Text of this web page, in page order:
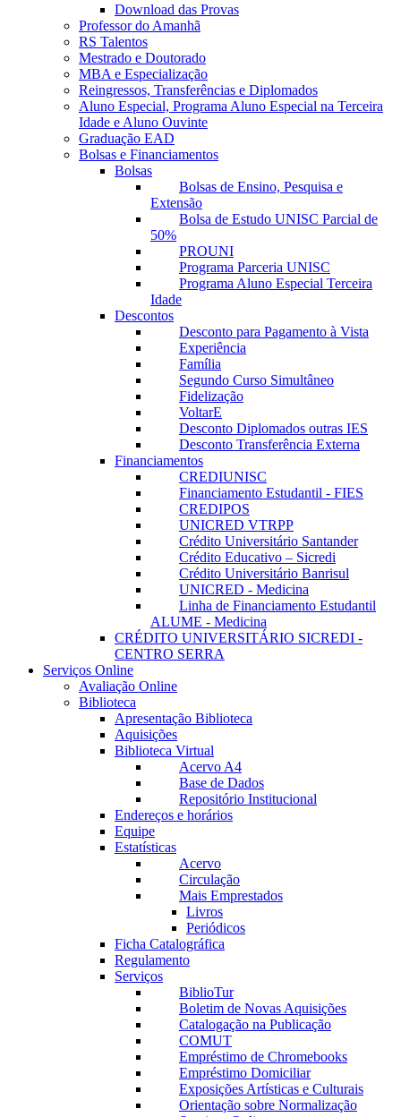
Download das Provas
Professor do Amanhã
RS Talentos
Mestrado e Doutorado
MBA e Especialização
Reingressos, Transferências e Diplomados
Aluno Especial, Programa Aluno Especial na Terceira
Idade e Aluno Ouvinte
Graduação EAD
Bolsas e Financiamentos
Bolsas
Bolsas de Ensino, Pesquisa e
Extensão
Bolsa de Estudo UNISC Parcial de
50%
PROUNI
Programa Parceria UNISC
Programa Aluno Especial Terceira
Idade
Descontos
Desconto para Pagamento à Vista
Experiência
Família
Segundo Curso Simultâneo
Fidelização
VoltarE
Desconto Diplomados outras IES
Desconto Transferência Externa
Financiamentos
CREDIUNISC
Financiamento Estudantil - FIES
CREDIPOS
UNICRED VTRPP
Crédito Universitário Santander
Crédito Educativo – Sicredi
Crédito Universitário Banrisul
UNICRED - Medicina
Linha de Financiamento Estudantil
ALUME - Medicina
CRÉDITO UNIVERSITÁRIO SICREDI -
CENTRO SERRA
Serviços Online
Avaliação Online
Biblioteca
Apresentação Biblioteca
Aquisições
Biblioteca Virtual
Acervo A4
Base de Dados
Repositório Institucional
Endereços e horários
Equipe
Estatísticas
Acervo
Circulação
Mais Emprestados
Livros
Periódicos
Ficha Catalográfica
Regulamento
Serviços
BiblioTur
Boletim de Novas Aquisições
Catalogação na Publicação
COMUT
Empréstimo de Chromebooks
Empréstimo Domiciliar
Exposições Artísticas e Culturais
Orientação sobre Normalização